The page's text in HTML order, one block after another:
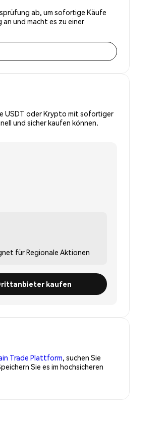
ab, um sofortige Käufe
und macht es zu einer
USDT oder Krypto mit sofortiger
und sicher kaufen können.
fürRegionale Aktionen
kaufen
Trade Plattform, suchen Sie
Sie es im hochsicheren